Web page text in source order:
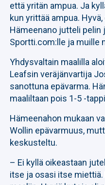
että yritän ampua. Ja
kun yrittää ampua.
Hämeenano jutteli pelin
Sportti.com:lle ja muille
Yhdysvaltain maalilla
Leafsin veräjänvartija
sanottuna epävarma.
maaliltaan pois 1-5 -
Hämeenahon mukaan
Wollin epävarmuus,
keskusteltu.
– Ei kyllä oikeastaan
itse ja osasi itse miettiä.